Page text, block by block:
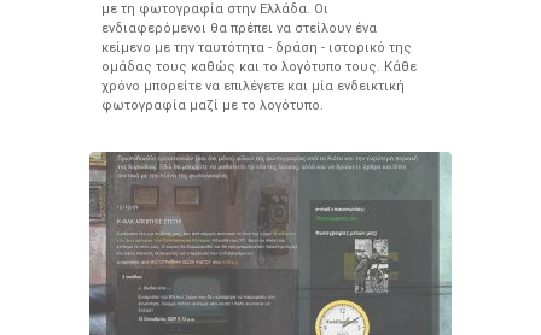
με τη φωτογραφία στην Ελλάδα. Οι
ενδιαφερόμενοι θα πρέπει να στείλουν ένα
κείμενο με την ταυτότητα - δράση - ιστορικό της
ομάδας τους καθώς και το λογότυπο τους. Κάθε
χρόνο μπορείτε να επιλέγετε και μία ενδεικτική
φωτογραφία μαζί με το λογότυπο.